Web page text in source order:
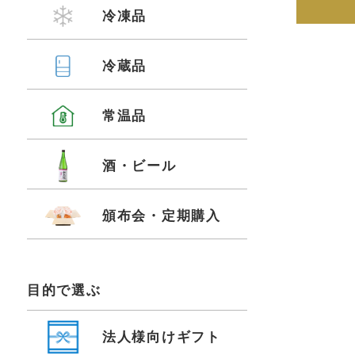
冷凍品
冷蔵品
常温品
酒・ビール
頒布会・定期購入
目的で選ぶ
法人様向けギフト